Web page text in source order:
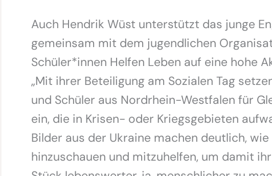
Auch Hendrik Wüst unterstützt das junge
gemeinsam mit dem jugendlichen
Schüler*innen Helfen Leben auf eine hohe
„Mit ihrer Beteiligung am Sozialen Tag
und Schüler aus Nordrhein-Westfalen für
ein, die in Krisen- oder Kriegsgebieten
Bilder aus der Ukraine machen deutlich,
hinzuschauen und mitzuhelfen, um damit